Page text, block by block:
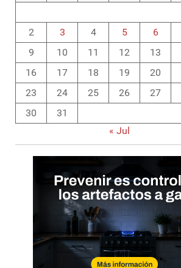
2
3 4 5 6
9
10 11 12 13
16
17 18 19 20
23
24 25 26 27
30
31
« Jul